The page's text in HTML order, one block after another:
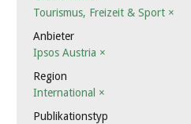
Tourismus, Freizeit & Sport ×
Anbieter
Ipsos Austria ×
Region
International ×
Publikationstyp